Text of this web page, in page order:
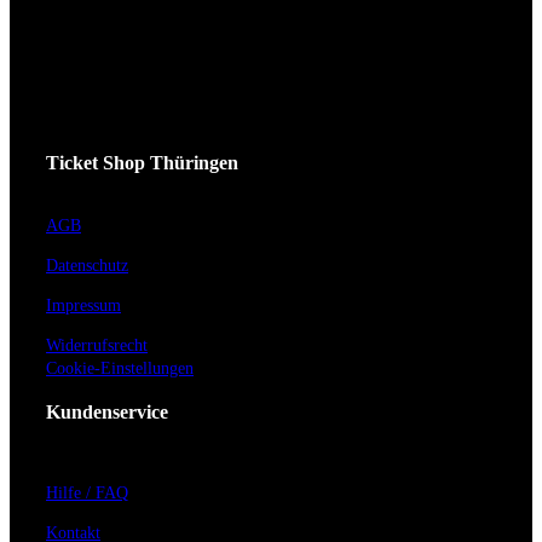
Ticket Shop Thüringen
AGB
Datenschutz
Impressum
Widerrufsrecht
Cookie-Einstellungen
Kundenservice
Hilfe / FAQ
Kontakt